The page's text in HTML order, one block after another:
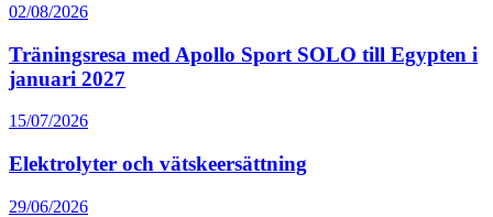
02/08/2026
Träningsresa med Apollo Sport SOLO till Egypten i
januari 2027
15/07/2026
Elektrolyter och vätskeersättning
29/06/2026